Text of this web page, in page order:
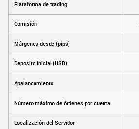
Plataforma de trading
Comisión
Márgenes desde (pips)
Deposito Inicial (USD)
Apalancamiento
Número máximo de órdenes por cuenta
Localización del Servidor